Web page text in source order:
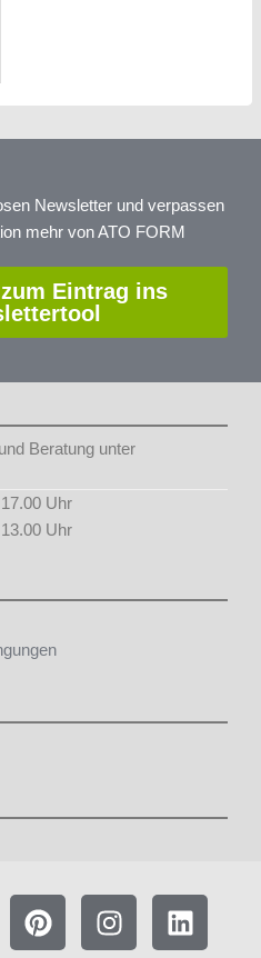
Newsletter und verpassen
mehr von ATO FORM
Eintrag ins
Beratung unter
Uhr
Uhr
P
i
I
n
L
i